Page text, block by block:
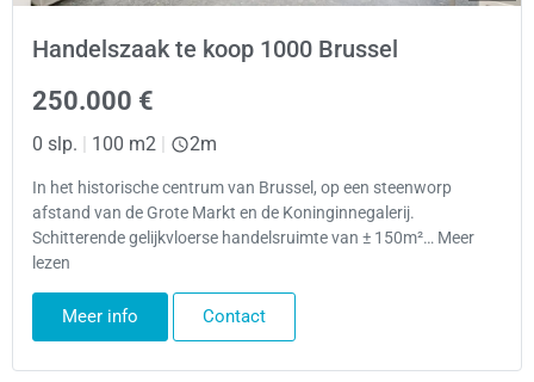
Handelszaak te koop 1000 Brussel
250.000 €
0 slp. | 100 m2 | 2m
In het historische centrum van Brussel, op een steenworp
afstand van de Grote Markt en de Koninginnegalerij.
Schitterende gelijkvloerse handelsruimte van ± 150m²… Meer
lezen
Meer info Contact